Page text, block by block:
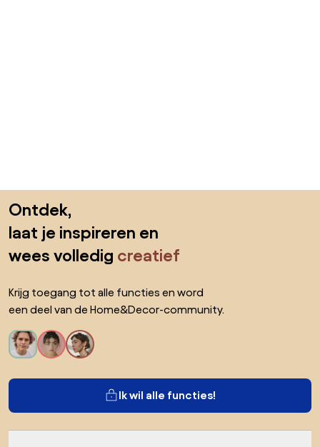
Ontdek,
laat je inspireren en
wees volledig creatief
Krijg toegang tot alle functies en word
een deel van de Home&Decor-community.
Ik wil alle functies!